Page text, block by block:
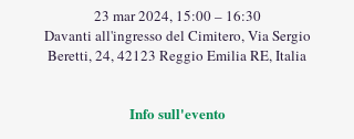
23 mar 2024, 15:00 – 16:30
Davanti all'ingresso del Cimitero, Via Sergio
Beretti, 24, 42123 Reggio Emilia RE, Italia
Info sull'evento